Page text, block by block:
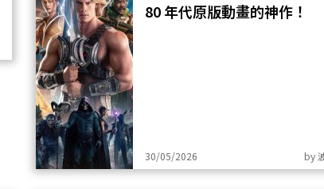
80 年代原版動畫的神作！
30/05/2026 by